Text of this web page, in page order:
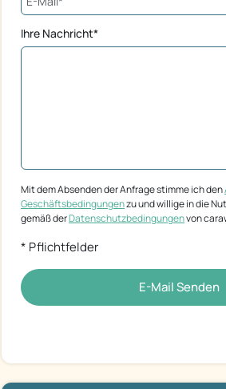
Ihre Nachricht*
Mit dem Absenden der Anfrage stimme ich den
Geschäftsbedingungenzu und willige in die
gemäß derDatenschutzbedingungenvon
* Pflichtfelder
E-Mail Senden